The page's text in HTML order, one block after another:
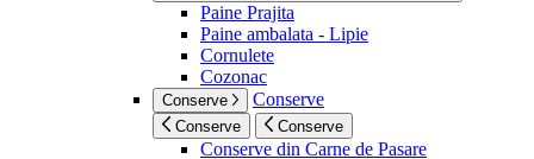
Paine Prajita
Paine ambalata - Lipie
Cornulete
Cozonac
Conserve Conserve
Conserve Conserve
Conserve din Carne de Pasare